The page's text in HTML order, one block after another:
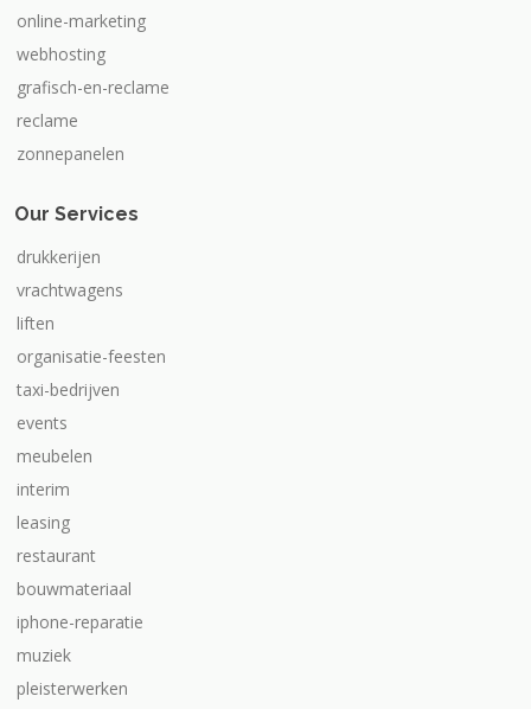
online-marketing
webhosting
grafisch-en-reclame
reclame
zonnepanelen
Our Services
drukkerijen
vrachtwagens
liften
organisatie-feesten
taxi-bedrijven
events
meubelen
interim
leasing
restaurant
bouwmateriaal
iphone-reparatie
muziek
pleisterwerken